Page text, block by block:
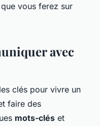
vous ferez sur
avec
clés pour vivre un
faire des
mots-clés et